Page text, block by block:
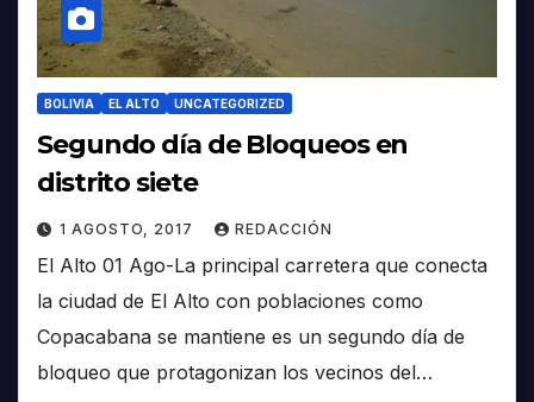
BOLIVIA EL ALTO UNCATEGORIZED
Segundo día de Bloqueos en
distrito siete
1 AGOSTO, 2017 REDACCIÓN
El Alto 01 Ago-La principal carretera que conecta
la ciudad de El Alto con poblaciones como
Copacabana se mantiene es un segundo día de
bloqueo que protagonizan los vecinos del…